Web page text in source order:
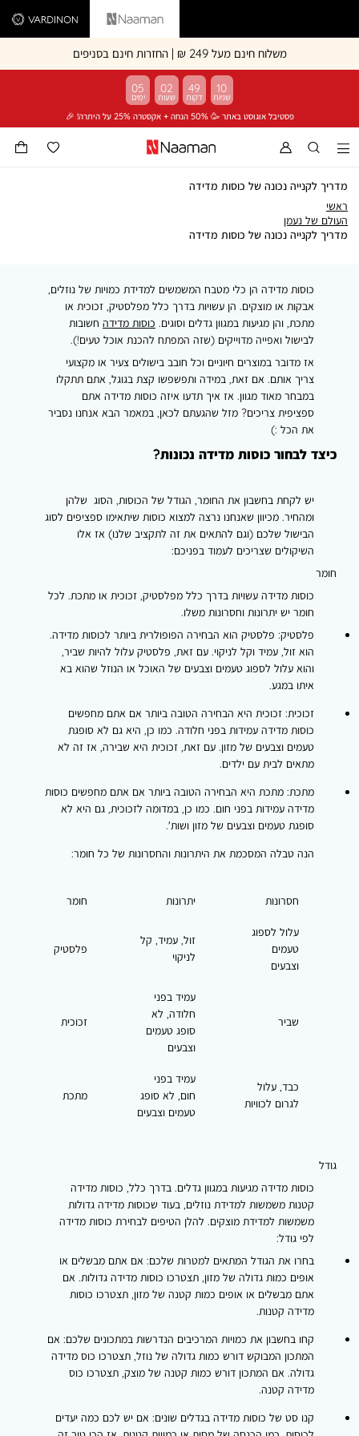
Vardinon Naaman
משלוח חינם מעל 249 ₪ | החזרות חינם בסניפים
פסטיבל אוגוסט באתר 🥳 50% הנחה + אקסטרה 25% על היתרה! 🎉
05 02 49 09
מדריך לקנייה נכונה של כוסות מדידה
ראשי
העולם של נעמן
של
מדריך לקנייה נכונה של כוסות מדידהמדריך
כוסות
מדידה
כוסות מדידה הן כלי מטבח המשמשים למדידת כמויות של נוזלים,
אבקות או מוצקים. הן עשויות בדרך כלל מפלסטיק, זכוכית או
מתכת, והן מגיעות במגוון גדלים וסוגים. כוסות מדידה חשובות
לבישול ואפייה מדוייקים (שזה המפתח להכנת אוכל טעים!).
אז מדובר במוצרים חיוניים וכל חובב בישולים צעיר או מקצועי
צריך אותם. אם זאת, במידה ותפשפשו קצת בגוגל, אתם תתקלו
במבחר מאוד מגוון. אז איך תדעו איזה כוסות מדידה אתם
ספציפית צריכים? מזל שהגעתם לכאן, במאמר הבא אנחנו נסביר
את הכל :)
כיצד לבחור כוסות מדידה נכונות?
יש לקחת בחשבון את החומר, הגודל של הכוסות, הסוג שלהן
ומהחיר. מכיוון שאנחנו נרצה למצוא כוסות שיתאימו ספציפים לסוג
הבישול שלכם (וגם להתאים את זה לתקציב שלנו) אז אלו
השיקולים שצריכים לעמוד בפניכם:
חומר
כוסות מדידה עשויות בדרך כלל מפלסטיק, זכוכית או מתכת. לכל
חומר יש יתרונות וחסרונות משלו.
פלסטיק: פלסטיק הוא הבחירה הפופולרית ביותר לכוסות מדידה.
הוא זול, עמיד וקל לניקוי. עם זאת, פלסטיק עלול להיות שביר,
והוא עלול לספוג טעמים וצבעים של האוכל או הנוזל שהוא בא
איתו במגע.
זכוכית: זכוכית היא הבחירה הטובה ביותר אם אתם מחפשים
כוסות מדידה עמידות בפני חלודה. כמו כן, היא גם לא סופגת
טעמים וצבעים של מזון. עם זאת, זכוכית היא שבירה, אז זה לא
מתאים לבית עם ילדים.
מתכת: מתכת היא הבחירה הטובה ביותר אם אתם מחפשים כוסות
מדידה עמידות בפני חום. כמו כן, במדומה לזכוכית, גם היא לא
סופגת טעמים וצבעים של מזון ושות'.
הנה טבלה המסכמת את היתרונות והחסרונות של כל חומר:
חסרונות יתרונות חומר
עלול לספוג
טעמים
וצבעים
זול, עמיד, קל
לניקוי
פלסטיק
שביר
עמיד בפני
חלודה, לא
סופג טעמים
וצבעים
זכוכית
כבד, עלול
לגרום לכוויות
עמיד בפני
חום, לא סופג
טעמים וצבעים
מתכת
גודל
כוסות מדידה מגיעות במגוון גדלים. בדרך כלל, כוסות מדידה
קטנות משמשות למדידת נוזלים, בעוד שכוסות מדידה גדולות
משמשות למדידת מוצקים. להלן הטיפים לבחירת כוסות מדידה
לפי גודל:
בחרו את הגודל המתאים למטרות שלכם: אם אתם מבשלים או
אופים כמות גדולה של מזון, תצטרכו כוסות מדידה גדולות. אם
אתם מבשלים או אופים כמות קטנה של מזון, תצטרכו כוסות
מדידה קטנות.
קחו בחשבון את כמויות המרכיבים הנדרשות במתכונים שלכם: אם
המתכון המבוקש דורש כמות גדולה של נוזל, תצטרכו כוס מדידה
גדולה. אם המתכון דורש כמות קטנה של מוצק, תצטרכו כוס
מדידה קטנה.
קנו סט של כוסות מדידה בגדלים שונים: אם יש לכם כמה יעדים